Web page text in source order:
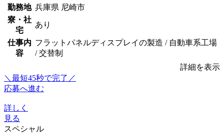
勤務地 兵庫県 尼崎市
寮・社
宅
あり
仕事内
容
フラットパネルディスプレイの製造 / 自動車系工場
/ 交替制
詳細を表示
＼最短45秒で完了／
応募へ進む
詳しく
見る
スペシャル